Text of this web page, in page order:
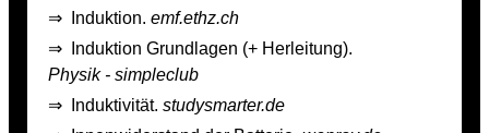
⇒
Induktion. emf.ethz.ch
⇒
Induktion Grundlagen (+ Herleitung).
Physik - simpleclub
⇒
Induktivität. studysmarter.de